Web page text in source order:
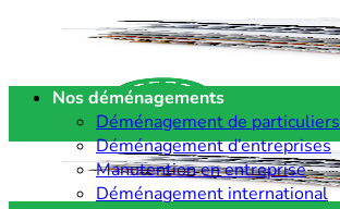
Nos déménagements
Déménagement de particuliers
Déménagement d’entreprises
Manutention en entreprise
Déménagement international